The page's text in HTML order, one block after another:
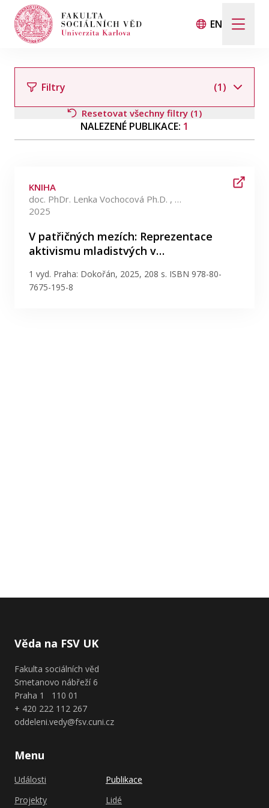
EN
Ocenění
Blog
Publikace
NALEZENÉ PUBLIKACE: 1
KNIHA
doc. PhDr. Lenka Vochocová Ph.D. , Mgr. Ing. Jana Rosenfeldová Ph.D. +3 více
2025
V patřičných mezích: Reprezentace
aktivismu mladistvých v…
1 vyd. Praha: Dokořán, 2025, 208 s. ISBN 978-80-
7675-195-8
Filtry (1)
Resetovat všechny filtry (1)
Věda na FSV UK
Fakulta sociálních věd
Smetanovo nábřeží 6
Praha 1 110 01
+ 420 222 112 267
oddeleni.vedy@fsv.cuni.cz
Menu
Události
Projekty
Publikace
Lidé